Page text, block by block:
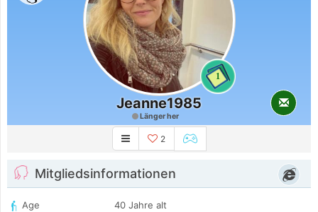
1
Jeanne1985
Länger her
2
Mitgliedsinformationen
Age
40 Jahre alt